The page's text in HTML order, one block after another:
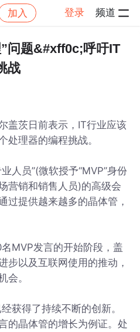
加入 登录 频道
术 帖子详情
问题&#xff0c;呼吁IT
战
盖茨日前表示，IT行业应该
处理器的编程挑战。
人员”(微软授予“MVP”身份
营销和销售人员)的高级会
过提供越来越多的晶体管，
MVP发言的开始阶段，盖
步以及互联网使用的推动，
会。
获得了持续不断的创新。
的晶体管的增长为例证。处